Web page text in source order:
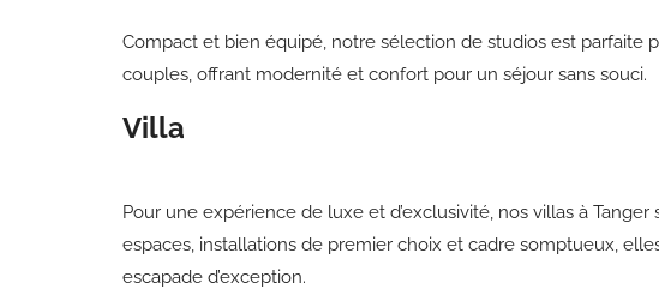
Compact et bien équipé, notre sélection de studios est parfaite
couples, offrant modernité et confort pour un séjour sans souci.
Villa
Pour une expérience de luxe et d’exclusivité, nos villas à Tanger
espaces, installations de premier choix et cadre somptueux,
escapade d’exception.